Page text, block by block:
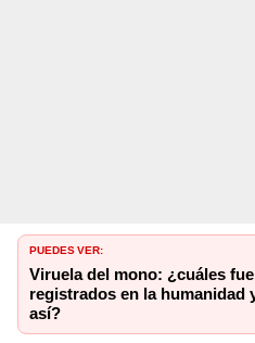
PUEDES VER:
Viruela del mono: ¿cuáles
registrados en la humanidad
así?